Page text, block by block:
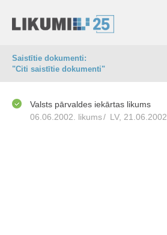
Saistītie dokumenti:
"Citi saistītie dokumenti"
Valsts pārvaldes iekārtas likums
06.06.2002. likums/ LV, 21.06.2002.